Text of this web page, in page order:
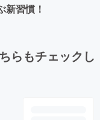
新習慣！
らもチェックし